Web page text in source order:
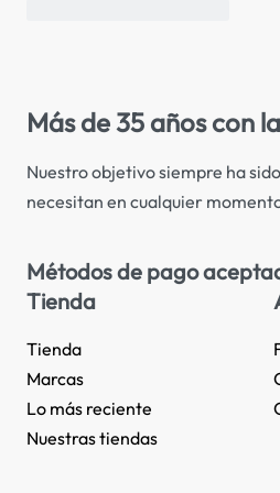
Más de 35 años con
Nuestro objetivo siempre ha
necesitan en cualquier
Métodos de pago
Tienda
Tienda
Marcas
Lo más reciente​
Nuestras tiendas​